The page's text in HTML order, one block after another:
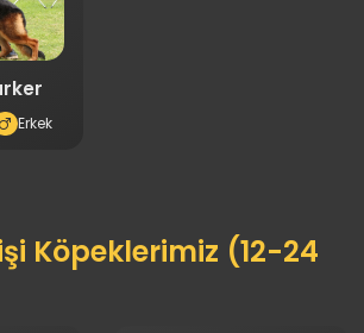
Erkek
Köpeklerimiz (12-24